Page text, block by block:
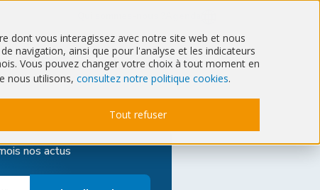
dont vous interagissez avec notre site web et nous
navigation, ainsi que pour l'analyse et les indicateurs
Vous pouvez changer votre choix à tout moment en
nous utilisons, consultez notre politique cookies.
Tout refuser
RSE Santé
nos actus